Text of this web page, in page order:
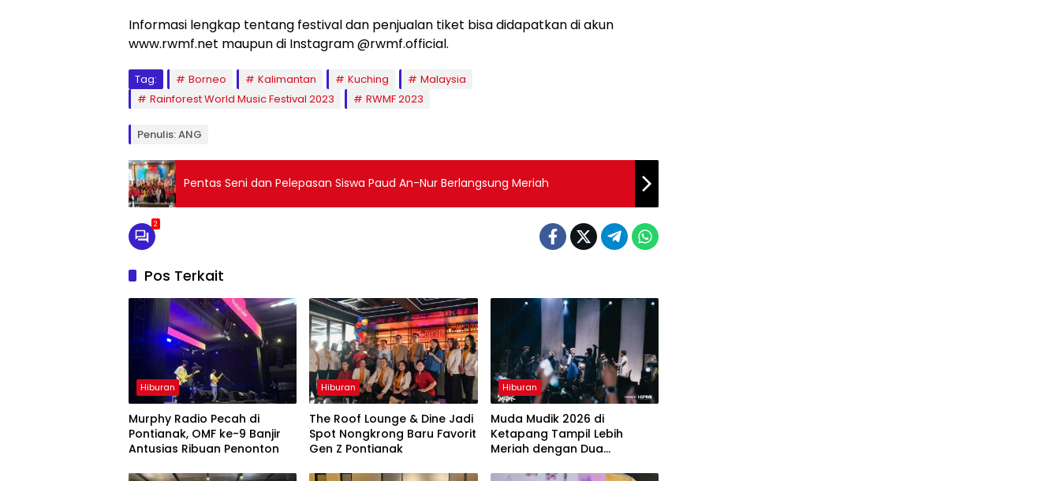
Informasi lengkap tentang festival dan penjualan tiket bisa didapatkan di akun
www.rwmf.net maupun di Instagram @rwmf.official.
Tag: Borneo Kalimantan Kuching
Malaysia
Rainforest World Music Festival 2023
RWMF 2023
Penulis: ANG
Pentas Seni dan Pelepasan Siswa Paud An-Nur Berlangsung Meriah
2
Pos Terkait
Hiburan
Murphy Radio Pecah di
Pontianak, OMF ke-9 Banjir
Antusias Ribuan Penonton
Hiburan
The Roof Lounge & Dine Jadi
Spot Nongkrong Baru Favorit
Gen Z Pontianak
Hiburan
Muda Mudik 2026 di
Ketapang Tampil Lebih
Meriah dengan Dua